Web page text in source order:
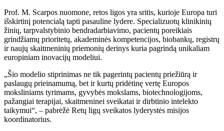
Prof. M. Scarpos nuomone, retos ligos yra sritis, kurioje Europa turi
išskirtinį potencialą tapti pasauline lydere. Specializuotų klinikinių
žinių, tarpvalstybinio bendradarbiavimo, pacientų poreikiais
grindžiamų prioritetų, akademinės kompetencijos, biobankų, registrų
ir naujų skaitmeninių priemonių derinys kuria pagrindą unikaliam
europiniam inovacijų modeliui.
„Šio modelio stiprinimas ne tik pagerintų pacientų priežiūrą ir
paslaugų prieinamumą, bet ir kurtų pridėtinę vertę Europos
moksliniams tyrimams, gyvybės mokslams, biotechnologijoms,
pažangiai terapijai, skaitmeninei sveikatai ir dirbtinio intelekto
taikymui“, – pabrėžė Retų ligų sveikatos lyderystės misijos
koordinatorius.